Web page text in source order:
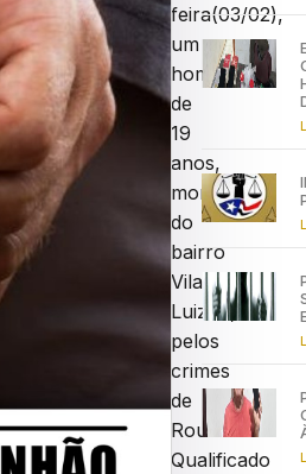
feira(03/02),
um
homem
de
19
anos,
morador
do
bairro
Vila
Luizão,
pelos
crimes
de
Roubo
Qualificado